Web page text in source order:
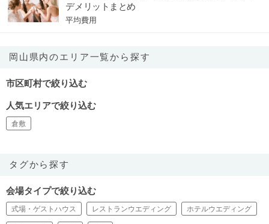
デメリットまとめ
平均費用
岡山県内のエリア一覧から探す
市区町村で絞り込む
人気エリアで絞り込む
倉敷
タグから探す
会場タイプで絞り込む
式場・ゲストハウス レストランウエディング ホテルウエディング